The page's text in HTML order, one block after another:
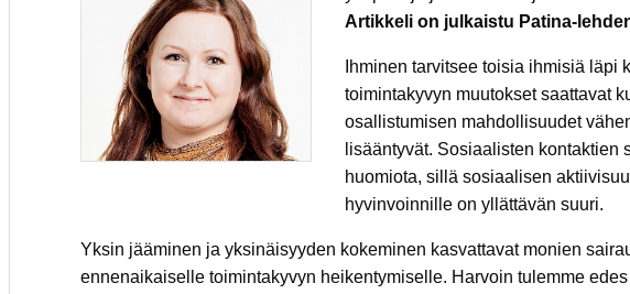
Artikkeli on julkaistu Patina-
Ihminen tarvitsee toisia ihmisiä läpi
toimintakyvyn muutokset saattavat
osallistumisen mahdollisuudet
lisääntyvät. Sosiaalisten
huomiota, sillä sosiaalisen
hyvinvoinnille on yllättävän suuri.
Yksin jääminen ja yksinäisyyden kokeminen kasvattavat monien
ennenaikaiselle toimintakyvyn heikentymiselle. Harvoin tulemme